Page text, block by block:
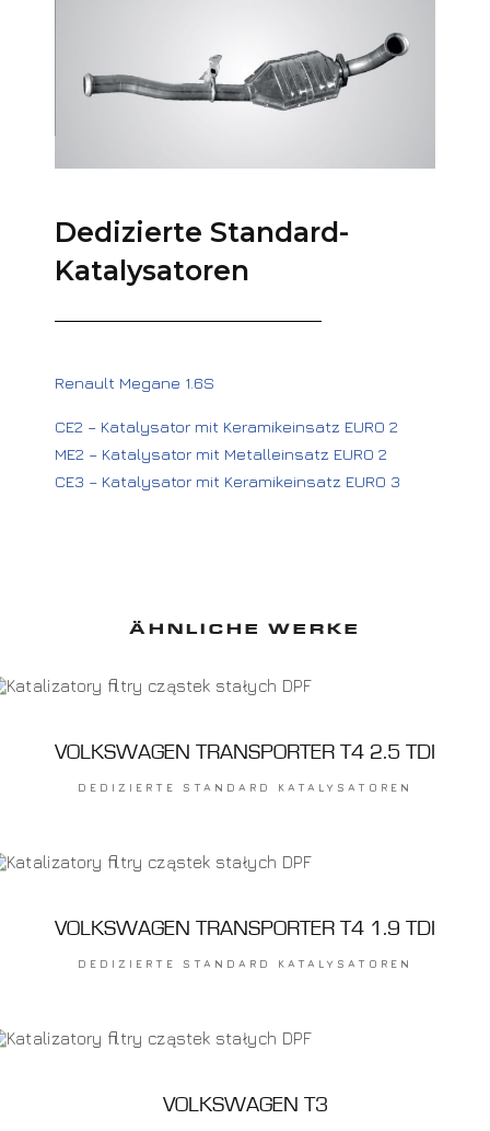
Dedizierte Standard-
Katalysatoren
Renault Megane 1.6S
CE2 – Katalysator mit Keramikeinsatz EURO 2
ME2 – Katalysator mit Metalleinsatz EURO 2
CE3 – Katalysator mit Keramikeinsatz EURO 3
ÄHNLICHE WERKE
VOLKSWAGEN TRANSPORTER T4 2.5 TDI
DEDIZIERTE STANDARD KATALYSATOREN
VOLKSWAGEN TRANSPORTER T4 1.9 TDI
DEDIZIERTE STANDARD KATALYSATOREN
VOLKSWAGEN T3